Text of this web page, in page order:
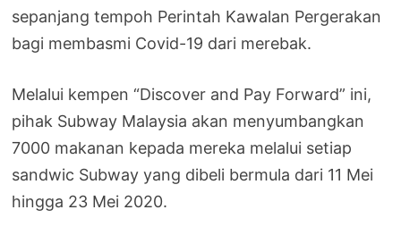
sepanjang tempoh Perintah Kawalan Pergerakan
bagi membasmi Covid-19 dari merebak.
Melalui kempen “Discover and Pay Forward” ini,
pihak Subway Malaysia akan menyumbangkan
7000 makanan kepada mereka melalui setiap
sandwic Subway yang dibeli bermula dari 11 Mei
hingga 23 Mei 2020.